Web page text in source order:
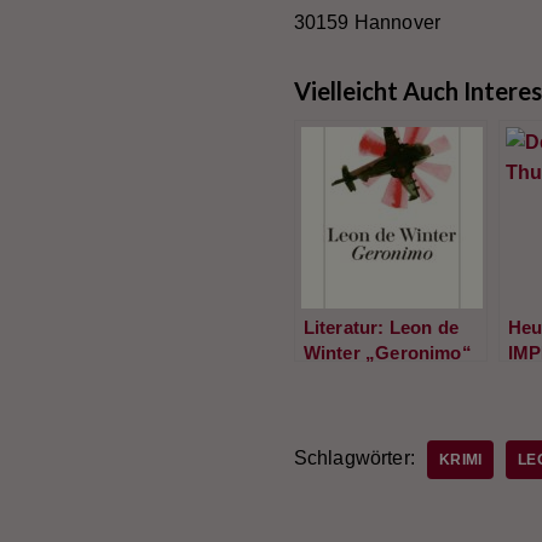
30159 Hannover
Vielleicht Auch
Literatur: Leon de
Winter „Geronimo“
Schlagwörter:
KRIMI